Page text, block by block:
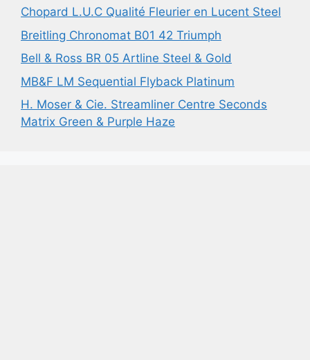
Chopard L.U.C Qualité Fleurier en Lucent Steel
Breitling Chronomat B01 42 Triumph
Bell & Ross BR 05 Artline Steel & Gold
MB&F LM Sequential Flyback Platinum
H. Moser & Cie. Streamliner Centre Seconds
Matrix Green & Purple Haze